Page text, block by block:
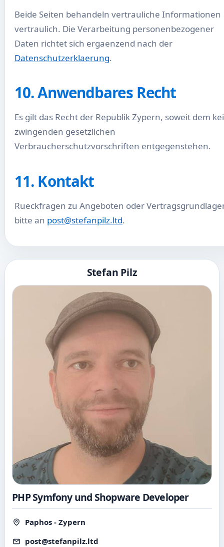
Beide Seiten behandeln vertrauliche Informationen
vertraulich. Die Verarbeitung personenbezogener
Daten richtet sich ergaenzend nach der
Datenschutzerklaerung.
10. Anwendbares Recht
Es gilt das Recht der Republik Zypern, soweit dem
zwingenden gesetzlichen
Verbraucherschutzvorschriften entgegenstehen.
11. Kontakt
Rueckfragen zu Angeboten oder
bitte an post@stefanpilz.ltd.
Stefan Pilz
PHP Symfony und Shopware Developer
Paphos - Zypern
post@stefanpilz.ltd